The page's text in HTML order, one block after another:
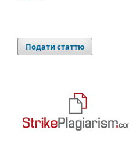
Подати статтю